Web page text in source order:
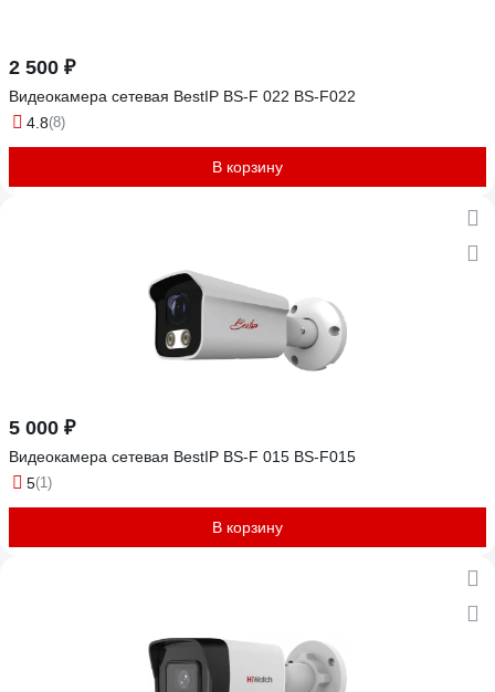
2 500 ₽
Видеокамера сетевая BestIP BS-F 022 BS-F022
4.8(8)
В корзину
5 000 ₽
Видеокамера сетевая BestIP BS-F 015 BS-F015
5(1)
В корзину